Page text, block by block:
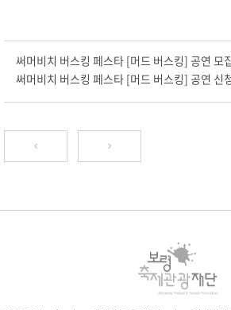
써머비치 버스킹 페스타 [머드 버스킹] 공연
써머비치 버스킹 페스타 [머드 버스킹] 공연 신